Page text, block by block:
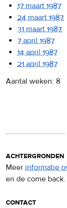
17 maart 1987
24 maart 1987
31 maart 1987
7 april 1987
14 april 1987
21 april 1987
Aantal weken: 8
achtergronden
Meer informatie
en de come back.
contact